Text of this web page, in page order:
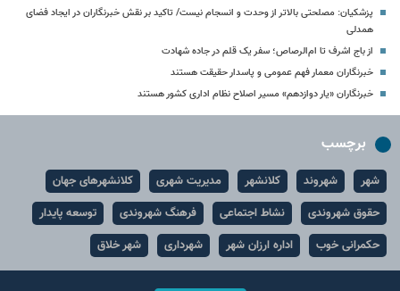
پزشکیان: مصلحتی بالاتر از وحدت و انسجام نیست/ تاکید بر نقش خبرنگاران در ایجاد فضای
همدلی
از باج اشرف تا ام‌الرصاص؛ سفر یک قلم در جاده شهادت
خبرنگاران معمار فهم عمومی و پاسدار حقیقت هستند
خبرنگاران «یار دوازدهم» مسیر اصلاح نظام اداری کشور هستند
برچسب
شهر شهروند کلانشهر مدیریت شهری
کلانشهرهای جهان
حقوق شهروندی
نشاط اجتماعی فرهنگ شهروندی
توسعه پایدار
حکمرانی خوب
اداره ارزان شهر شهرداری شهر خلاق